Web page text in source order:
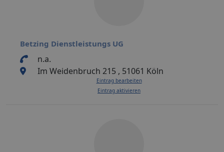
Betzing Dienstleistungs UG
n.a.
Im Weidenbruch 215 , 51061 Köln
Eintrag bearbeiten
Eintrag aktivieren